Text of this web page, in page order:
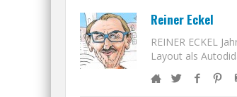
Reiner Eckel
REINER ECKEL
Layout als